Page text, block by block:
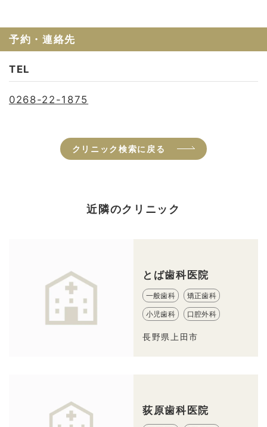
予約・連絡先
TEL
0268-22-1875
クリニック検索に戻る
近隣のクリニック
とば歯科医院
一般歯科 矯正歯科
小児歯科 口腔外科
長野県上田市
荻原歯科医院